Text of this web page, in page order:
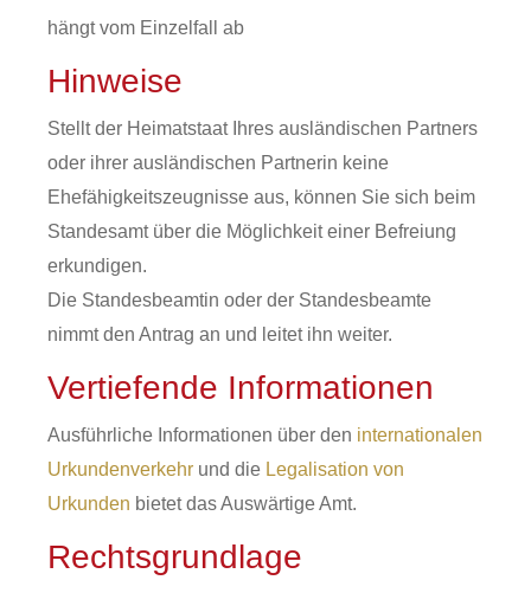
hängt vom Einzelfall ab
Hinweise
Stellt der Heimatstaat Ihres ausländischen Partners
oder ihrer ausländischen Partnerin keine
Ehefähigkeitszeugnisse aus, können Sie sich beim
Standesamt über die Möglichkeit einer Befreiung
erkundigen.
Die Standesbeamtin oder der Standesbeamte
nimmt den Antrag an und leitet ihn weiter.
Vertiefende Informationen
Ausführliche Informationen über den internationalen
Urkundenverkehr und die Legalisation von
Urkunden bietet das Auswärtige Amt.
Rechtsgrundlage